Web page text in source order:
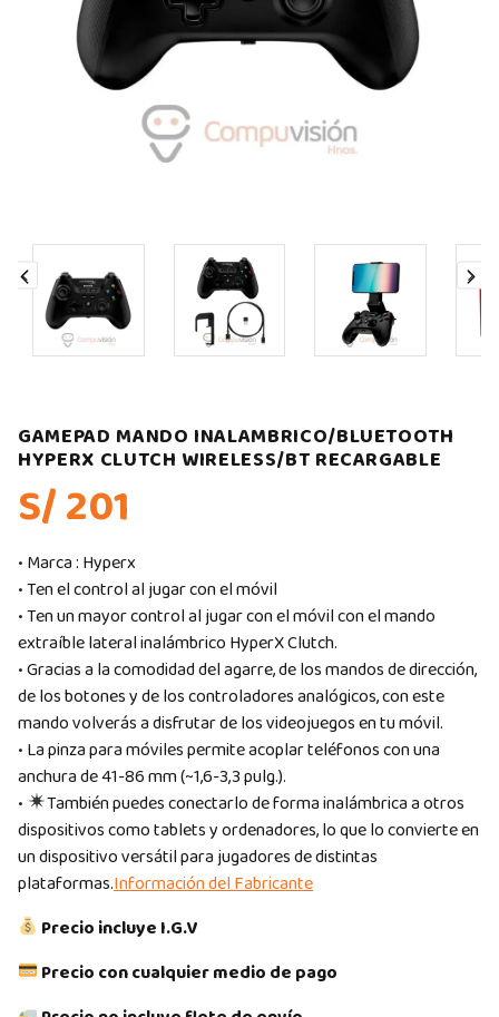
GAMEPAD MANDO INALAMBRICO/BLUETOOTH
HYPERX CLUTCH WIRELESS/BT RECARGABLE
S/ 201
• Marca : Hyperx
• Ten el control al jugar con el móvil
• Ten un mayor control al jugar con el móvil con el mando
extraíble lateral inalámbrico HyperX Clutch.
• Gracias a la comodidad del agarre, de los mandos de dirección,
de los botones y de los controladores analógicos, con este
mando volverás a disfrutar de los videojuegos en tu móvil.
• La pinza para móviles permite acoplar teléfonos con una
anchura de 41-86 mm (~1,6-3,3 pulg.).
•
También puedes conectarlo de forma inalámbrica a otros
dispositivos como tablets y ordenadores, lo que lo convierte en
un dispositivo versátil para jugadores de distintas
plataformas.Información del Fabricante
Precio incluye I.G.V
Precio con cualquier medio de pago